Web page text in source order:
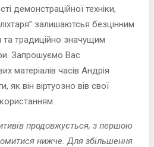
демонстраційної техніки,
залишаютсья безцінним
та традиційно значущим
Запрошуємо Вас
матеріалів часів Андрія
як він віртуозно вів свої
продовжується, з першою
нижче. Для збільшення